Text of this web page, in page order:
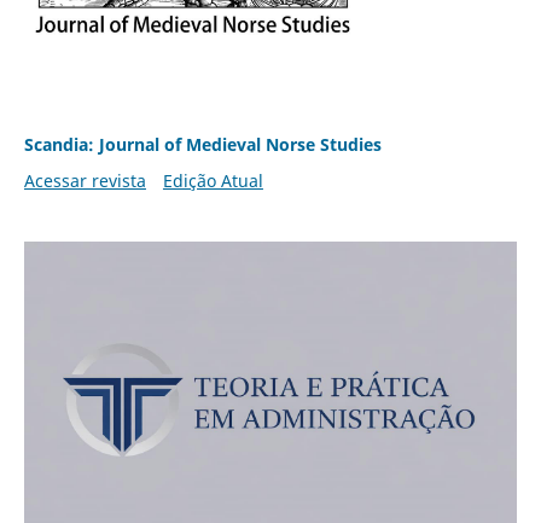
Scandia: Journal of Medieval Norse Studies
Acessar revista
Edição Atual